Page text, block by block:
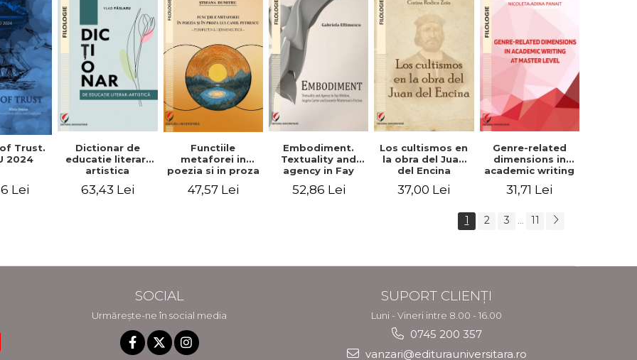
Trust.
2024
Lei
Dictionar de
educatie literar-
artistica
63,43 Lei
Functiile
metaforei in
poezia si in proza
Petrescu.
47,57 Lei
Embodiment.
Textuality and
agency in Fay
Carter and
52,86 Lei
Los cultismos en
la obra del Juan
del Encina
37,00 Lei
Genre-related
dimensions in
academic writing
Nicoleta-Adina
31,71 Lei
1 2 3 11
SOCIAL
Urmărește-ne în social media
SUPORT CLIENȚI
Luni - Vineri intre 8.00 - 16.00
0745 200 357
vanzari@editurauniversitara.ro